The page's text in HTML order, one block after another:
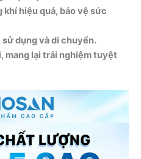
khí hiệu quả, bảo vệ sức
dụng và di chuyển.
mang lại trải nghiệm tuyệt